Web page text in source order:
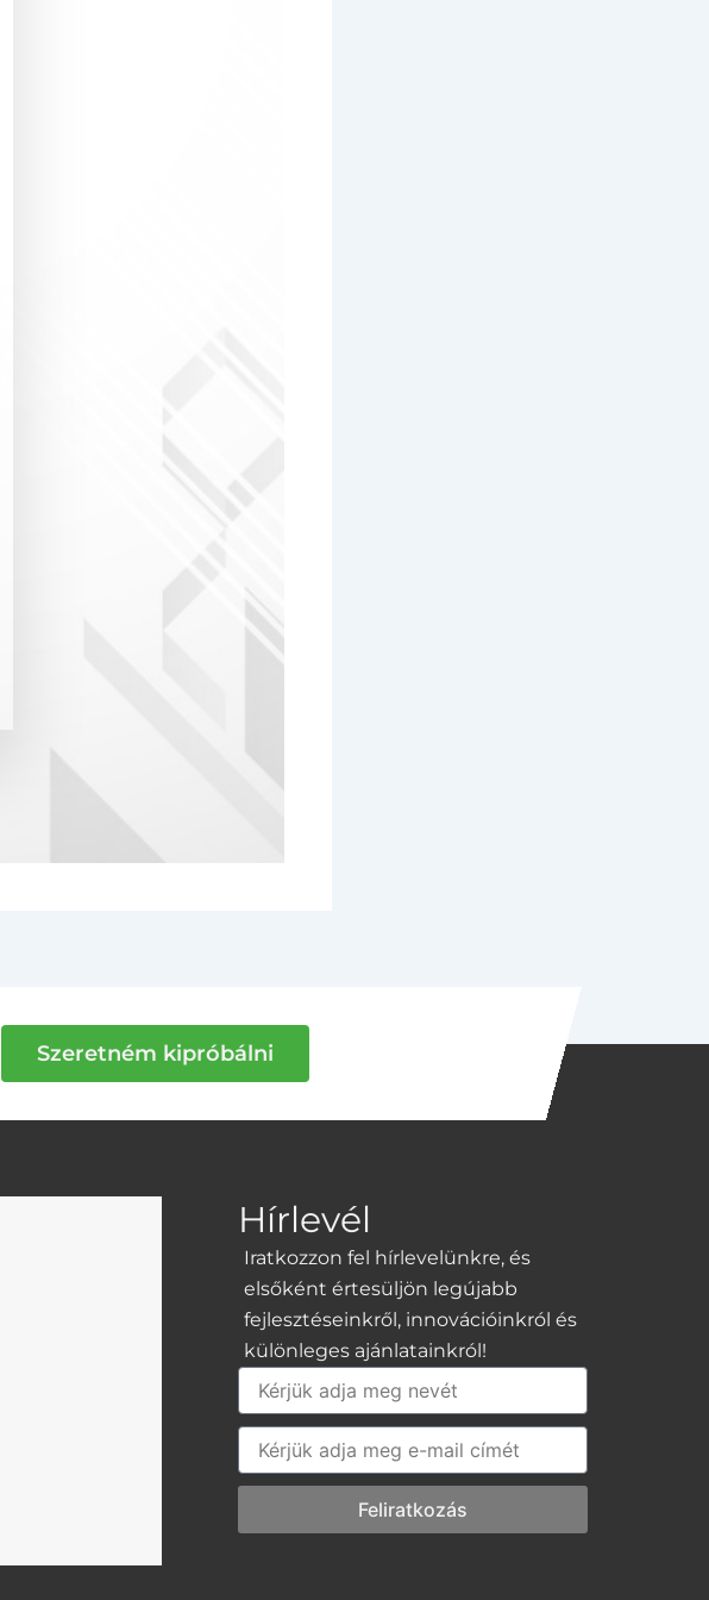
Szeretném kipróbálni
Hírlevél
Iratkozzon fel hírlevelünkre, és
elsőként értesüljön legújabb
fejlesztéseinkről, innovációinkról és
különleges ajánlatainkról!
Név
E-
mail
Feliratkozás